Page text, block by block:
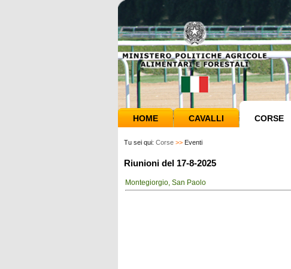
HOME CAVALLI CORSE
Tu sei qui: Corse >> Eventi
Riunioni del 17-8-2025
Montegiorgio, San Paolo